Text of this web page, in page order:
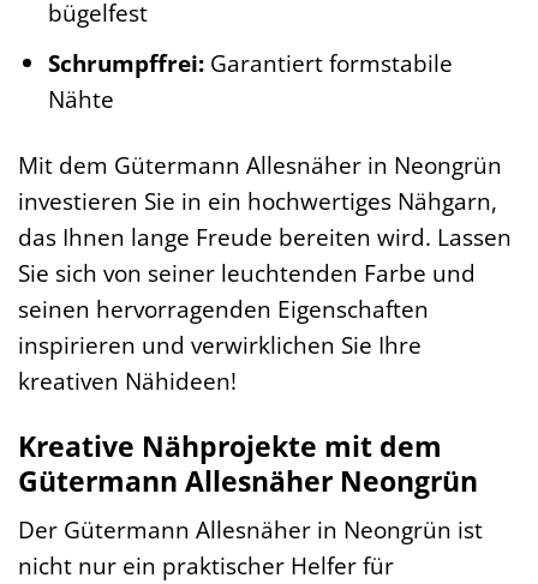
bügelfest
Schrumpffrei:Garantiert formstabile
Nähte
Mit dem Gütermann Allesnäher in Neongrün
investieren Sie in ein hochwertiges Nähgarn,
das Ihnen lange Freude bereiten wird. Lassen
Sie sich von seiner leuchtenden Farbe und
seinen hervorragenden Eigenschaften
inspirieren und verwirklichen Sie Ihre
kreativen Nähideen!
Kreative Nähprojekte mit dem
Gütermann Allesnäher Neongrün
Der Gütermann Allesnäher in Neongrün ist
nicht nur ein praktischer Helfer für